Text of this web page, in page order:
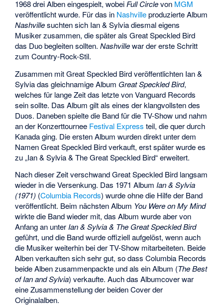
1968 drei Alben eingespielt, wobei Full Circlevon MGM
veröffentlicht wurde. Für das in Nashvilleproduzierte Album
Nashvillesuchten sich Ian & Sylvia diesmal eigens
Musiker zusammen, die später alsGreat Speckled Bird
das Duo begleiten sollten.Nashvillewar der erste Schritt
zum Country-Rock-Stil.
Zusammen mit Great Speckled Bird veröffentlichten Ian &
Sylvia das gleichnamige Album Great Speckled Bird,
welches für lange Zeit das letzte von Vanguard Records
sein sollte. Das Album gilt als eines der klangvollsten des
Duos. Daneben spielte die Band für die TV-Show und nahm
an der Konzerttournee Festival Express teil, die quer durch
Kanada ging. Die ersten Album wurden direkt unter dem
Namen Great Speckled Bird verkauft, erst später wurde es
zu „Ian & Sylvia & The Great Speckled Bird“ erweitert.
Nach dieser Zeit verschwand Great Speckled Bird langsam
wieder in die Versenkung. Das 1971 AlbumIan & Sylvia
(1971) (Columbia Records) wurde ohne die Hilfe der Band
veröffentlicht. Beim nächsten Album You Were on My Mind
wirkte die Band wieder mit, das Album wurde aber von
Anfang an unterIan & Sylvia & The Great Speckled Bird
geführt, und die Band wurde offiziell aufgelöst, wenn auch
die Musiker weiterhin bei der TV-Show mitarbeiteten. Beide
Alben verkauften sich sehr gut, so dass Columbia Records
beide Alben zusammenpackte und als ein Album (The Best
of Ian and Sylvia) verkaufte. Auch das Albumcover war
eine Zusammenstellung der beiden Cover der
Originalalben.